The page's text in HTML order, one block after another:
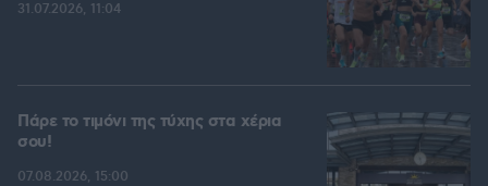
31.07.2026, 11:04
Πάρε το τιμόνι της τύχης στα χέρια
σου!
07.08.2026, 15:00